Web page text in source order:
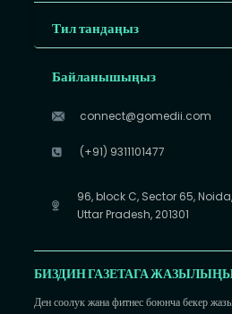
Тил тандаңыз
Байланышыңыз
connect@gomedii.com
(+91) 9311101477
96, block C, Sector 65, Noida,
Uttar Pradesh, 201301
БИЗДИН ГАЗЕТАГА
Ден соолук жана фитнес боюнча бекер